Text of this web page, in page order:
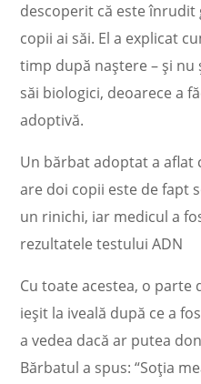
descoperit că este
copii ai săi. El a explicat
timp după naștere – și
săi biologici, deoarece a
adoptivă.
Un bărbat adoptat a aflat
are doi copii este de fapt
un rinichi, iar medicul a
rezultatele testului ADN
Cu toate acestea, o parte
ieșit la iveală după ce a
a vedea dacă ar putea
Bărbatul a spus: “Soția